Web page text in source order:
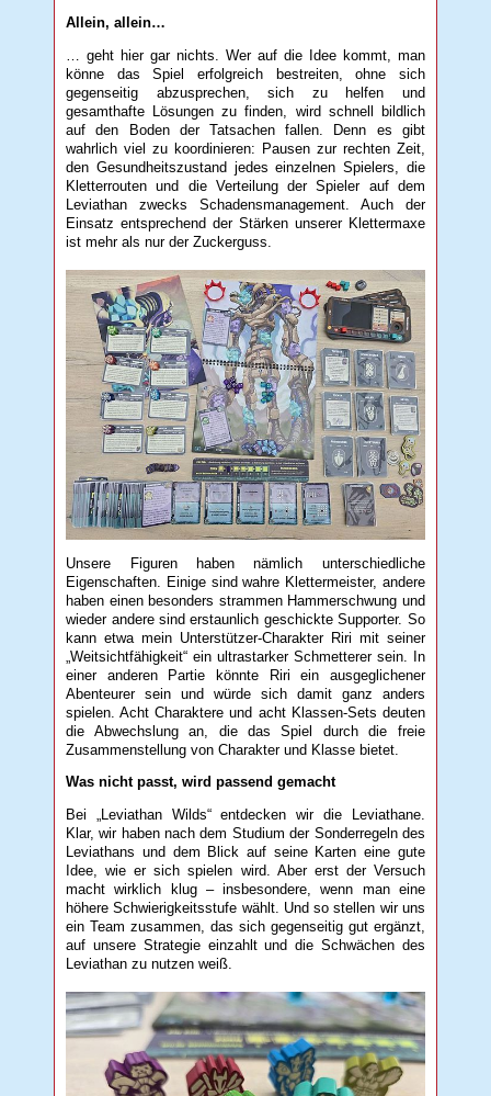
Allein, allein…
… geht hier gar nichts. Wer auf die Idee kommt, man
könne das Spiel erfolgreich bestreiten, ohne sich
gegenseitig abzusprechen, sich zu helfen und
gesamthafte Lösungen zu finden, wird schnell bildlich
auf den Boden der Tatsachen fallen. Denn es gibt
wahrlich viel zu koordinieren: Pausen zur rechten Zeit,
den Gesundheitszustand jedes einzelnen Spielers, die
Kletterrouten und die Verteilung der Spieler auf dem
Leviathan zwecks Schadensmanagement. Auch der
Einsatz entsprechend der Stärken unserer Klettermaxe
ist mehr als nur der Zuckerguss.
Unsere Figuren haben nämlich unterschiedliche
Eigenschaften. Einige sind wahre Klettermeister, andere
haben einen besonders strammen Hammerschwung und
wieder andere sind erstaunlich geschickte Supporter. So
kann etwa mein Unterstützer-Charakter Riri mit seiner
„Weitsichtfähigkeit“ ein ultrastarker Schmetterer sein. In
einer anderen Partie könnte Riri ein ausgeglichener
Abenteurer sein und würde sich damit ganz anders
spielen. Acht Charaktere und acht Klassen-Sets deuten
die Abwechslung an, die das Spiel durch die freie
Zusammenstellung von Charakter und Klasse bietet.
Was nicht passt, wird passend gemacht
Bei „Leviathan Wilds“ entdecken wir die Leviathane.
Klar, wir haben nach dem Studium der Sonderregeln des
Leviathans und dem Blick auf seine Karten eine gute
Idee, wie er sich spielen wird. Aber erst der Versuch
macht wirklich klug – insbesondere, wenn man eine
höhere Schwierigkeitsstufe wählt. Und so stellen wir uns
ein Team zusammen, das sich gegenseitig gut ergänzt,
auf unsere Strategie einzahlt und die Schwächen des
Leviathan zu nutzen weiß.